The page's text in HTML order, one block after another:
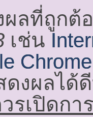
ผลที่ถูกต้
เช่น
ดงผลได้
รเปิดกา